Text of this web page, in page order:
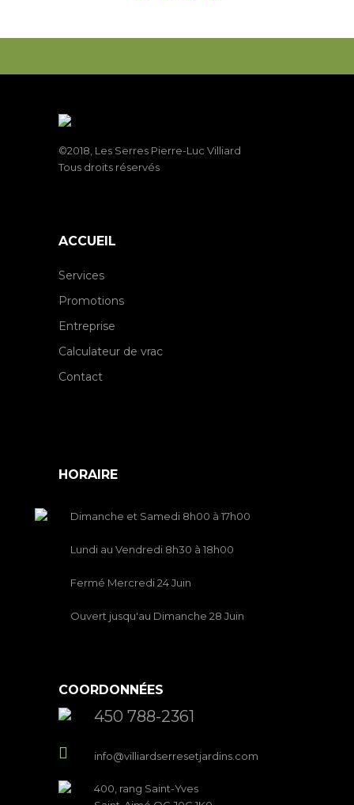
©2018, Les Serres Pierre-Luc Villiard
Tous droits réservés
ACCUEIL
Services
Promotions
Entreprise
Calculateur de vrac
Contact
HORAIRE
Dimanche et Samedi 8h00 à 17h00
Lundi au Vendredi 8h30 à 18h00
Fermé Mercredi 24 Juin
Ouvert jusqu'au Dimanche 28 Juin
COORDONNÉES
450 788-2361
info@villiardserresetjardins.com
400, rang Saint-Yves